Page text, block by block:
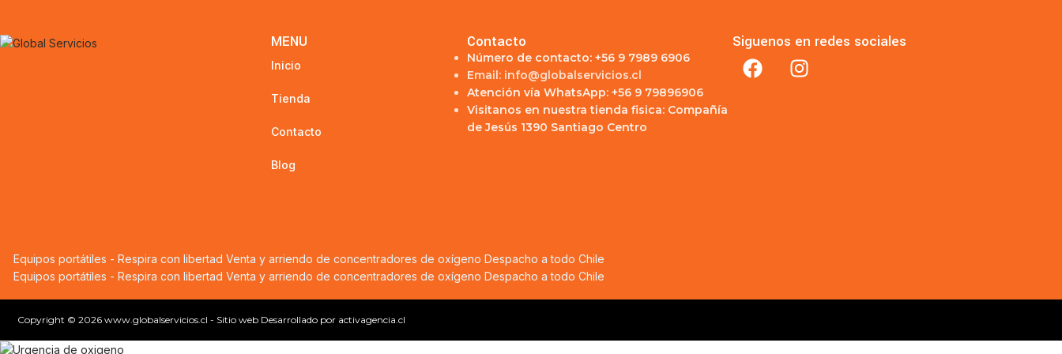
MENU
Inicio
Tienda
Contacto
Blog
Contacto
Número de contacto: +56 9 7989 6906
Email: info@globalservicios.cl
Atención vía WhatsApp: +56 9 79896906
Visitanos en nuestra tienda fisica: Compañía
de Jesús 1390 Santiago Centro
Siguenos en redes sociales
Equipos portátiles - Respira con libertad Venta y arriendo de concentradores de oxígeno Despacho a todo Chile
Equipos portátiles - Respira con libertad Venta y arriendo de concentradores de oxígeno Despacho a todo Chile
Copyright © 2026 www.globalservicios.cl - Sitio web Desarrollado por activagencia.cl